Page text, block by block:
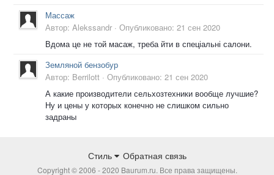
Массаж
Автор: Alekssandr · Опубликовано: 21 сен 2020
Вдома це не той масаж, треба йти в спеціальні салони.
Земляной бензобур
Автор: Berrilott · Опубликовано: 21 сен 2020
А какие производители сельхозтехники вообще лучшие?
Ну и цены у которых конечно не слишком сильно
задраны
Стиль Обратная связь
Copyright © 2006 - 2020 Baurum.ru. Все права защищены.